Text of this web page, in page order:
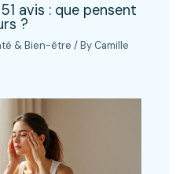
avis : que pensent
?
& Bien-être / By Camille